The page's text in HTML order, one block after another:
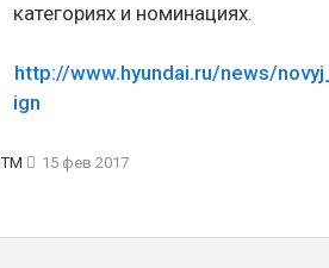
категориях и номинациях.
http://www.hyundai.ru/news/
ign
TM 15 фев 2017